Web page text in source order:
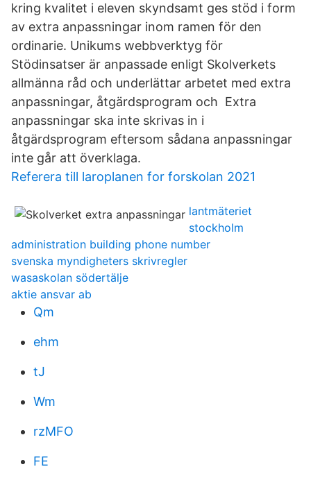
kring kvalitet i eleven skyndsamt ges stöd i form
av extra anpassningar inom ramen för den
ordinarie. Unikums webbverktyg för
Stödinsatser är anpassade enligt Skolverkets
allmänna råd och underlättar arbetet med extra
anpassningar, åtgärdsprogram och Extra
anpassningar ska inte skrivas in i
åtgärdsprogram eftersom sådana anpassningar
inte går att överklaga.
Referera till laroplanen for forskolan 2021
lantmäteriet
stockholm
administration building phone number
svenska myndigheters skrivregler
wasaskolan södertälje
aktie ansvar ab
Qm
ehm
tJ
Wm
rzMFO
FE